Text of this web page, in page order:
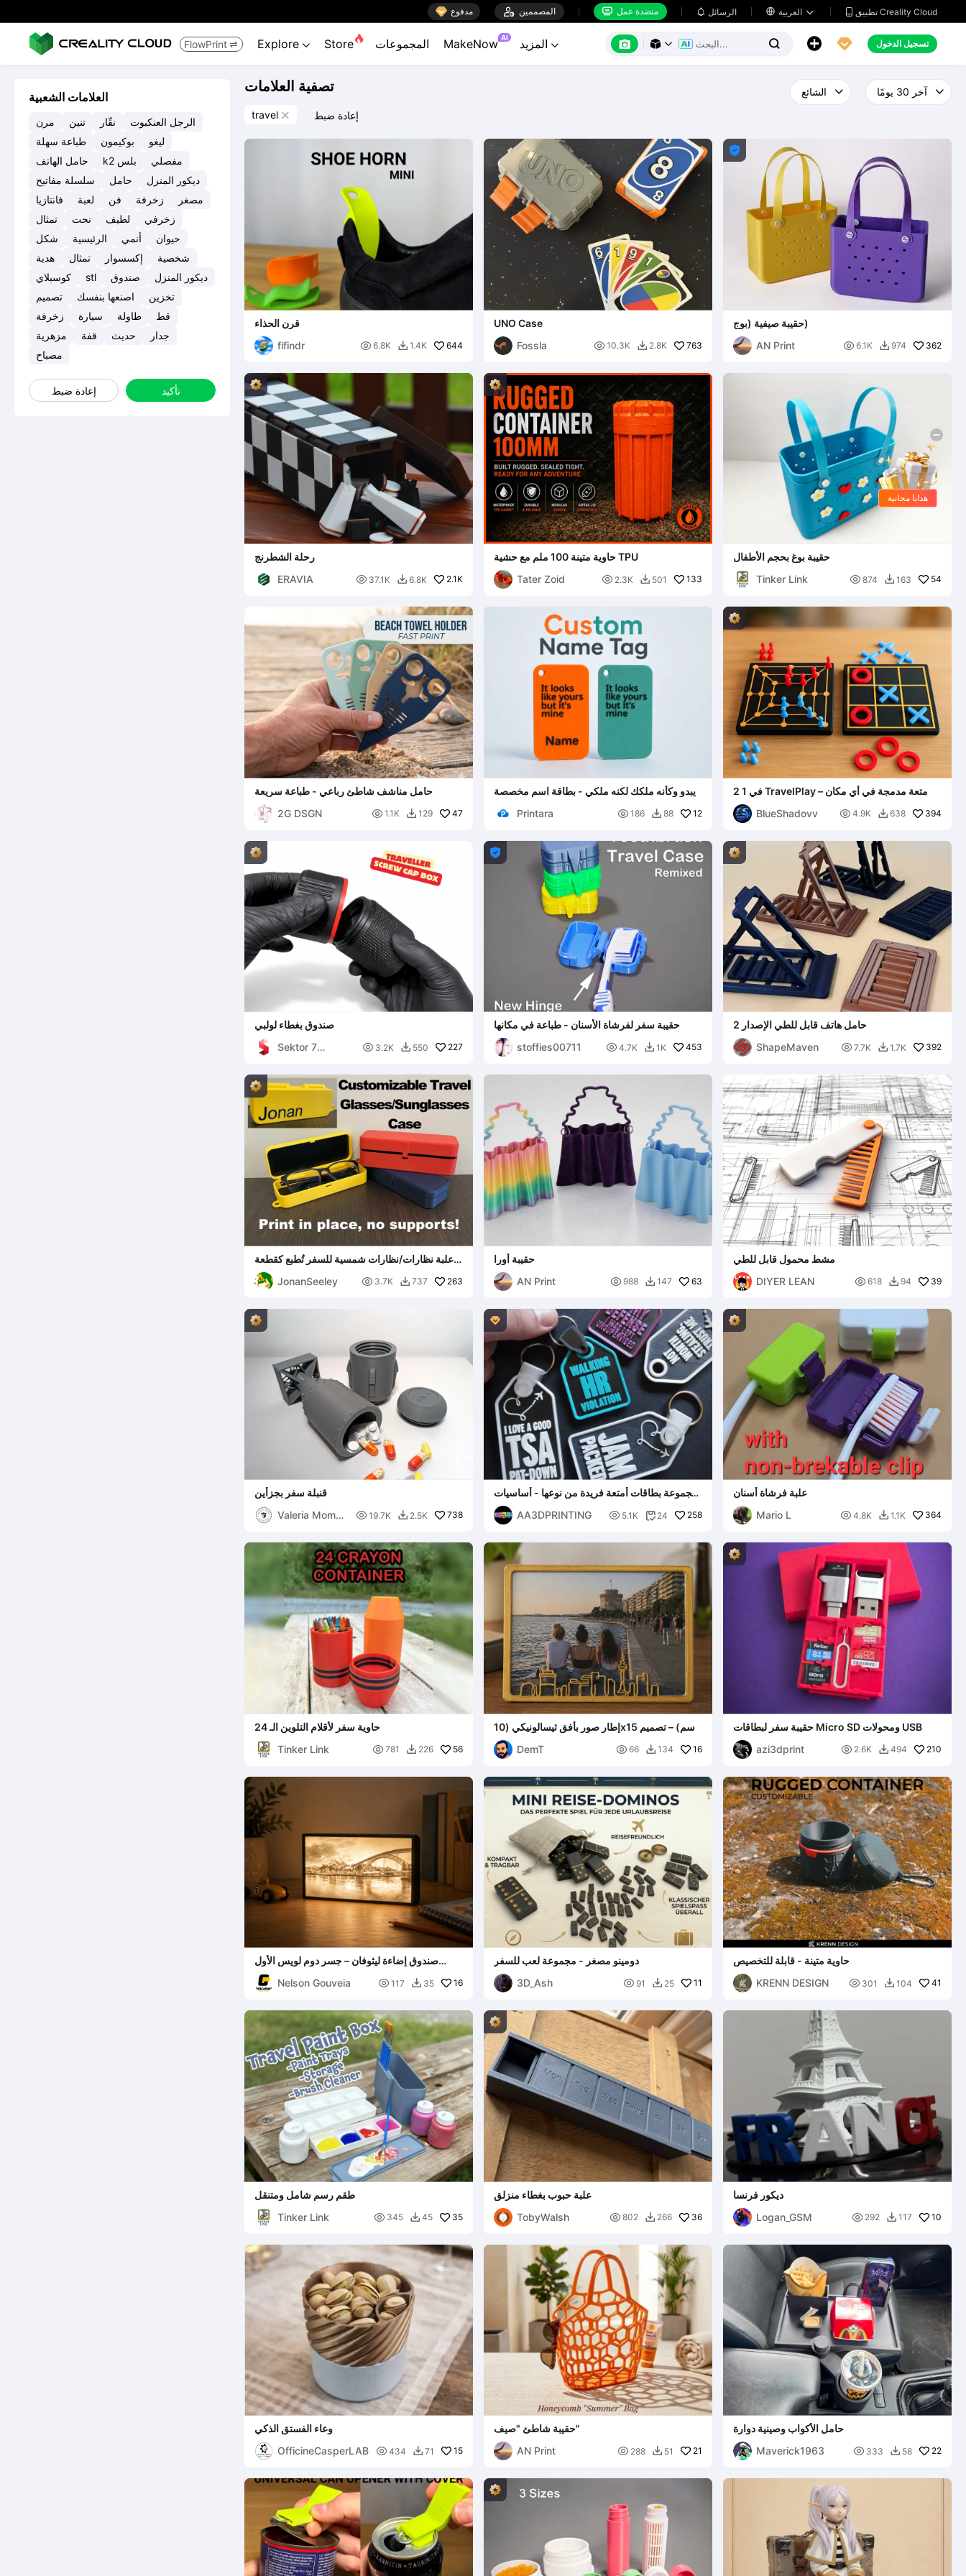
 مدفوع  المصممين  منضدة عمل  الرسائل    تطبيق Creality Cloud
FlowPrint  Explore  Store المجموعات MakeNow AI
       تسجيل الدخول
العلامات الشعبية
مرن تنين نقّار
الرجل العنكبوت
طباعة سهلة
بوكيمون
ليغو
حامل الهاتف
k2 بلس
مفصلي
سلسلة مفاتيح
حامل
ديكور المنزل
فانتازيا
لعبة فن زخرفة
مصغر
تمثال
نحت لطيف
زخرفي
شكل
الرئيسية أنمي
حيوان
هدية
تمثال إكسسوار
شخصية
كوسبلاي
stl صندوق
ديكور المنزل
تصميم
اصنعها بنفسك
تخزين
زخرفة
سيارة طاولة
قط
مزهرية
قفة حديث
جدار
مصباح
إعادة ضبط تأكيد
تصفية العلامات
travel  إعادة ضبط
قرن الحذاء
fifindr
 6.8K  1.4K 644
UNO Case
Fossla
 10.3K  2.8K 763

حقيبة صيفية (بوج)
AN Print
 6.1K  974 362
رحلة الشطرنج
ERAVIA
 37.1K  6.8K 2.1K
حاوية متينة 100 ملم مع حشية TPU
Tater Zoid
 2.3K  501 133
حقيبة بوغ بحجم الأطفال
Tinker Link
 874  163 54
حامل مناشف شاطئ رباعي - طباعة سريعة
2G DSGN
 1.1K  129 47
يبدو وكأنه ملكك لكنه ملكي - بطاقة اسم مخصصة
Printara
 186  88 12
2 في 1 TravelPlay – متعة مدمجة في أي مكان
BlueShadovv
 4.9K  638 394
صندوق بغطاء لولبي
Sektor 7
 3.2K  550 227

حقيبة سفر لفرشاة الأسنان - طباعة في مكانها
stoffies00711
 4.7K  1K 453
حامل هاتف قابل للطي الإصدار 2
ShapeMaven
 7.7K  1.7K 392
علبة نظارات/نظارات شمسية للسفر تُطبع كقطعة
واحدة
JonanSeeley
 3.7K  737 263
حقيبة أورا
AN Print
 988  147 63
مشط محمول قابل للطي
DIYER LEAN
 618  94 39
قنبلة سفر بجزأين
Valeria Momo
 19.7K  2.5K 738

مجموعة بطاقات أمتعة فريدة من نوعها - أساسيات
AA3DPRINTING
 5.1K  24 258
علبة فرشاة أسنان
Mario L
 4.8K  1.1K 364
حاوية سفر لأقلام التلوين الـ 24
Tinker Link
 781  226 56
إطار صور بأفق ثيسالونيكي (10x15 سم) – تصميم
ثلاثي الأبعاد بسيط
DemT
 66  134 16
حقيبة سفر لبطاقات Micro SD ومحولات USB
azi3dprint
 2.6K  494 210
صندوق إضاءة ليثوفان – جسر دوم لويس الأول
Nelson Gouveia
 117  35 16
دومينو مصغر - مجموعة لعب للسفر
3D_Ash
 91  25 11
حاوية متينة - قابلة للتخصيص
KRENN DESIGN
 301  104 41
طقم رسم شامل ومتنقل
Tinker Link
 345  45 35
علبة حبوب بغطاء منزلق
TobyWalsh
 802  266 36
ديكور فرنسا
Logan_GSM
 292  117 10
وعاء الفستق الذكي
OfficineCasperLAB
 434  71 15
حقيبة شاطئ "صيف"
AN Print
 288  51 21
حامل الأكواب وصينية دوارة
Maverick1963
 333  58 22
هدايا مجانية